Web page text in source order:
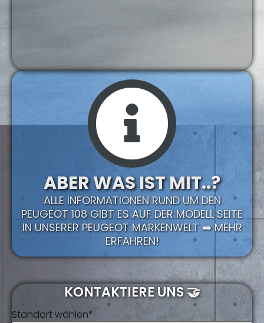
ABER WAS IST MIT..?
ALLE INFORMATIONEN RUND UM DEN
PEUGEOT 108 GIBT ES AUF DER MODELL SEITE
IN UNSERER PEUGEOT MARKENWELT ➡️ MEHR
ERFAHREN!
KONTAKTIERE UNS 🤝
Standort wählen*